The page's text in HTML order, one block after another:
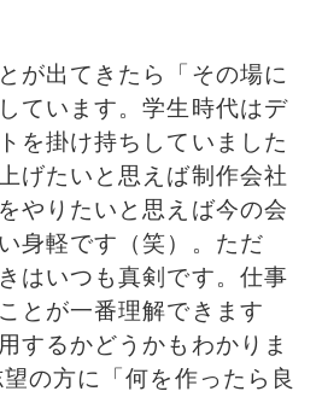
が出てきたら「その場に
ています。学生時代はデ
を掛け持ちしていました
げたいと思えば制作会社
やりたいと思えば今の会
身軽です（笑）。ただ
はいつも真剣です。仕事
とが一番理解できます
するかどうかもわかりま
の方に「何を作ったら良